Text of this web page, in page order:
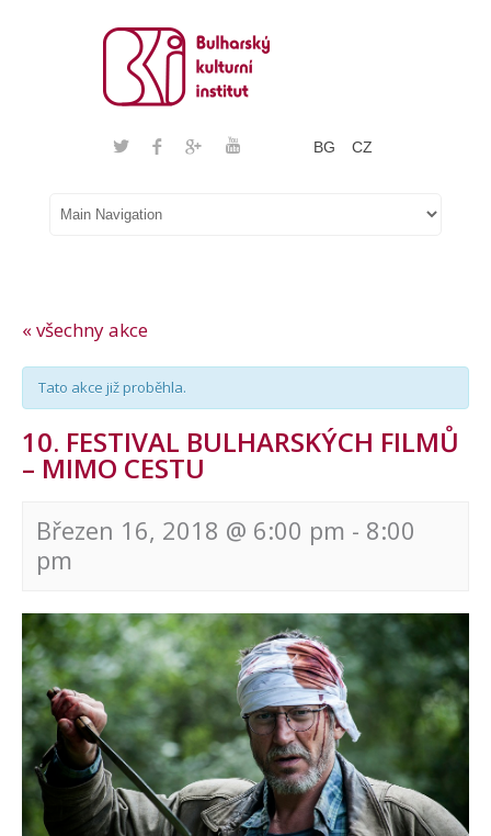
BG CZ
« všechny akce
Tato akce již proběhla.
10. FESTIVAL BULHARSKÝCH FILMŮ
– MIMO CESTU
Březen 16, 2018 @ 6:00 pm - 8:00
pm
Navigace
pro
akce